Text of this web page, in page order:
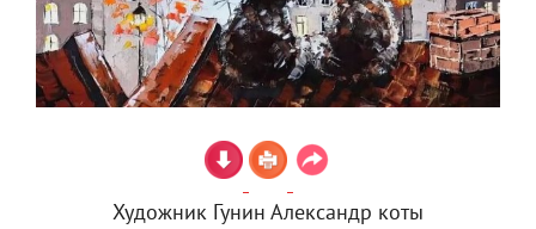
Художник Гунин Александр коты